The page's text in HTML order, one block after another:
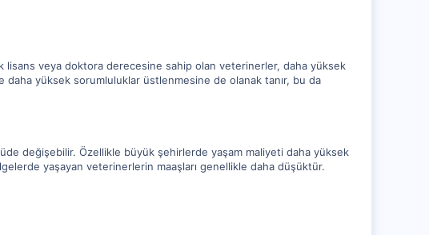
veya doktora derecesine sahip olan veterinerler, daha yüksek
daha yüksek sorumluluklar üstlenmesine de olanak tanır, bu da
değişebilir. Özellikle büyük şehirlerde yaşam maliyeti daha yüksek
yaşayan veterinerlerin maaşları genellikle daha düşüktür.